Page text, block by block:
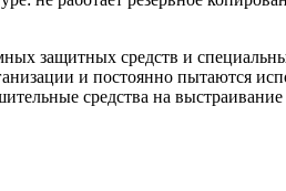
защитных средств и
и постоянно пытаются
средства на